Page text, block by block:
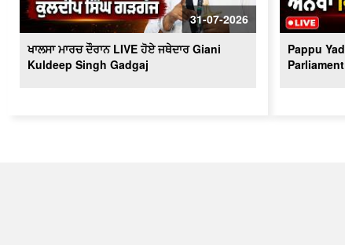
31-07-2026
ਖਾਲਸਾ ਮਾਰਚ ਦੌਰਾਨ LIVE ਹੋਏ ਜਥੇਦਾਰ Giani
Kuldeep Singh Gadgaj
Pappu